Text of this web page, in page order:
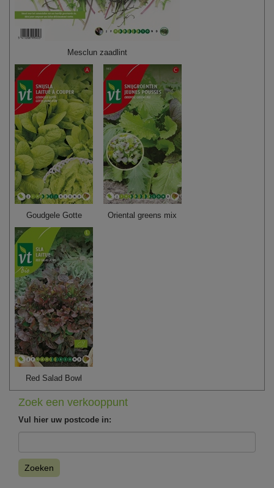
Mesclun zaadlint
Goudgele Gotte Oriental greens mix
Red Salad Bowl
Zoek een verkooppunt
Vul hier uw postcode in:
Zoeken